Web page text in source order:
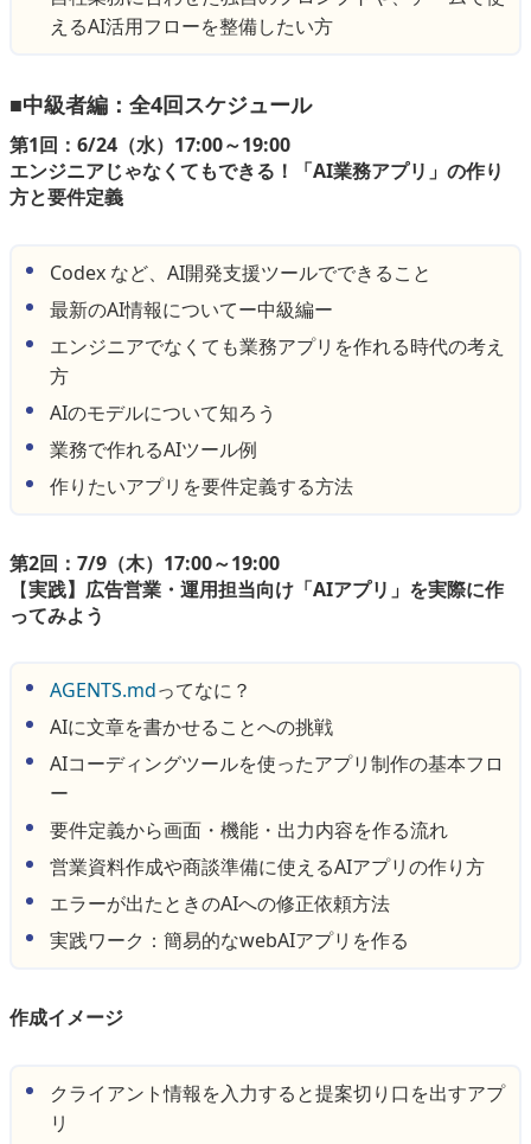
えるAI活用フローを整備したい方
■中級者編：全4回スケジュール
第1回：6/24（水）17:00～19:00
エンジニアじゃなくてもできる！「AI業務アプリ」の作り
方と要件定義
Codex など、AI開発支援ツールでできること
最新のAI情報についてー中級編ー
エンジニアでなくても業務アプリを作れる時代の考え
方
AIのモデルについて知ろう
業務で作れるAIツール例
作りたいアプリを要件定義する方法
第2回：7/9（木）17:00～19:00
【実践】広告営業・運用担当向け「AIアプリ」を実際に作
ってみよう
AGENTS.mdってなに？
AIに文章を書かせることへの挑戦
AIコーディングツールを使ったアプリ制作の基本フロ
ー
要件定義から画面・機能・出力内容を作る流れ
営業資料作成や商談準備に使えるAIアプリの作り方
エラーが出たときのAIへの修正依頼方法
実践ワーク：簡易的なwebAIアプリを作る
作成イメージ
クライアント情報を入力すると提案切り口を出すアプ
リ